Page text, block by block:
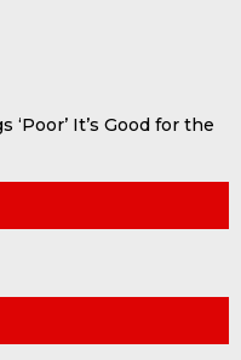
It’s Good for the